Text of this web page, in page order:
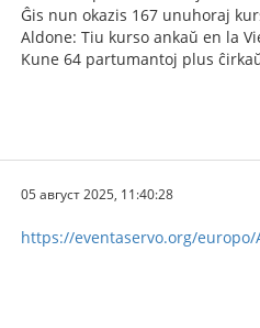
Ĝis nun okazis 167 unuhoraj
Aldone: Tiu kurso ankaŭ en la
Kune 64 partumantoj plus
05 август 2025, 11:40:28
https://eventaservo.org/europo/